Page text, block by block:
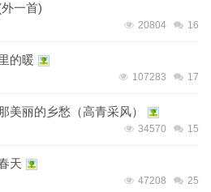
外一首)
20804 16
的暖
107283 17
美丽的乡愁（高青采风）
34570 15
天
47208 25